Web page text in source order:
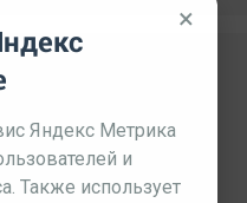
×
Яндекс Метрика
и
Также использует